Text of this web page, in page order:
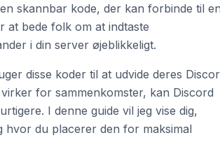
skannbar kode, der kan forbinde til
bede folk om at indtaste
i din server øjeblikkeligt.
disse koder til at udvide deres
virker for sammenkomster, kan Discord
I denne guide vil jeg vise dig,
hvor du placerer den for maksimal